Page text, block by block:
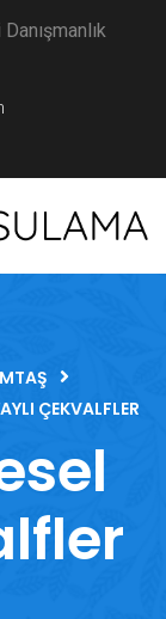
ÇEKVALFLER